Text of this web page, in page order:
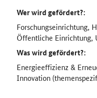
Wer wird gefördert?:
Forschungseinrichtung,
Öffentliche Einrichtung,
Was wird gefördert?:
Energieeffizienz &
Innovation